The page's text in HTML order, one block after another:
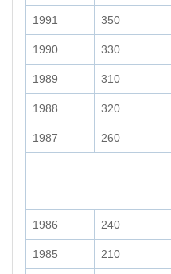
1991 350
1990 330
1989 310
1988 320
1987 260
1986 240
1985 210